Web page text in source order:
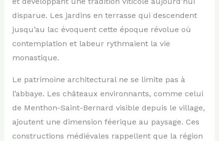
disparue. Les jardins en terrasse qui descendent
jusqu’au lac évoquent cette époque révolue où
contemplation et labeur rythmaient la vie
monastique.
Le patrimoine architectural ne se limite pas à
l’abbaye. Les châteaux environnants, comme celui
de Menthon-Saint-Bernard visible depuis le village,
ajoutent une dimension féerique au paysage. Ces
constructions médiévales rappellent que la région